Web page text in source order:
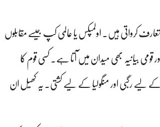
کرواتی ہیں۔ اولمپکس یا عالمی کپ جیسے مقابلوں
بیانیہ بھی میدان میں آتا ہے۔ کسی قوم کا
لیے رگبی اور منگولیا کے لیے کشتی۔ یہ کھیل ان